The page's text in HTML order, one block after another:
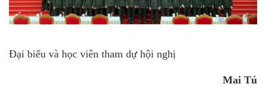
Đại biểu và học viên tham dự hội nghị
Mai Tú